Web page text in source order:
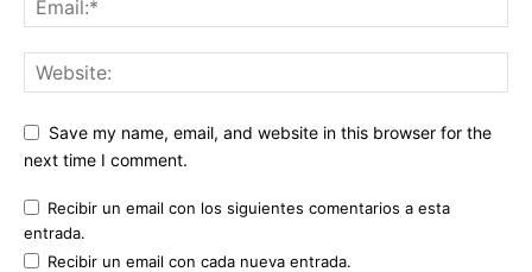
Save my name, email, and website in this browser for the
next time I comment.
Recibir un email con los siguientes comentarios a esta
entrada.
Recibir un email con cada nueva entrada.